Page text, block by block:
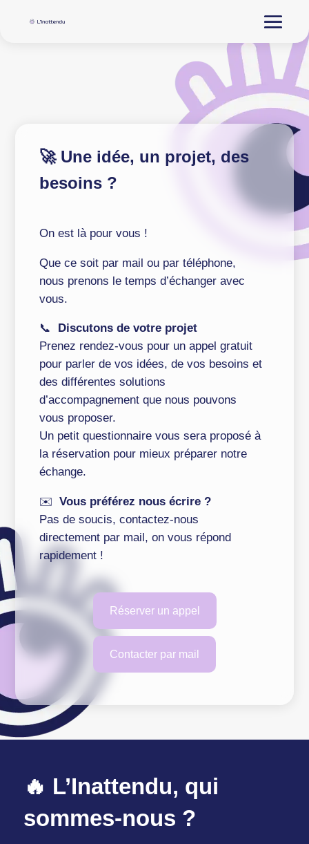
🚀 Une idée, un projet, des
besoins ?
On est là pour vous !
Que ce soit par mail ou par téléphone,
nous prenons le temps d’échanger avec
vous.
📞 Discutons de votre projet
Prenez rendez-vous pour un appel gratuit
pour parler de vos idées, de vos besoins et
des différentes solutions
d’accompagnement que nous pouvons
vous proposer.
Un petit questionnaire vous sera proposé à
la réservation pour mieux préparer notre
échange.
✉️Vous préférez nous écrire ?
Pas de soucis, contactez-nous
directement par mail, on vous répond
rapidement !
Réserver un appel
Contacter par mail
🔥 L’Inattendu, qui
sommes-nous ?